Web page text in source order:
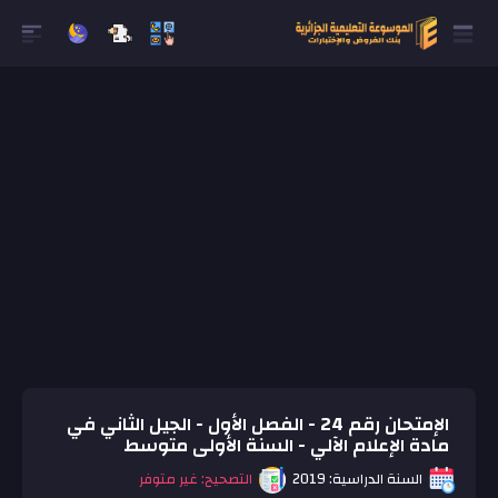
الإمتحان رقم 24 - الفصل الأول - الجيل الثاني في
مادة الإعلام الآلي - السنة الأولى متوسط
السنة الدراسية: 2019 التصحيح: غير متوفر